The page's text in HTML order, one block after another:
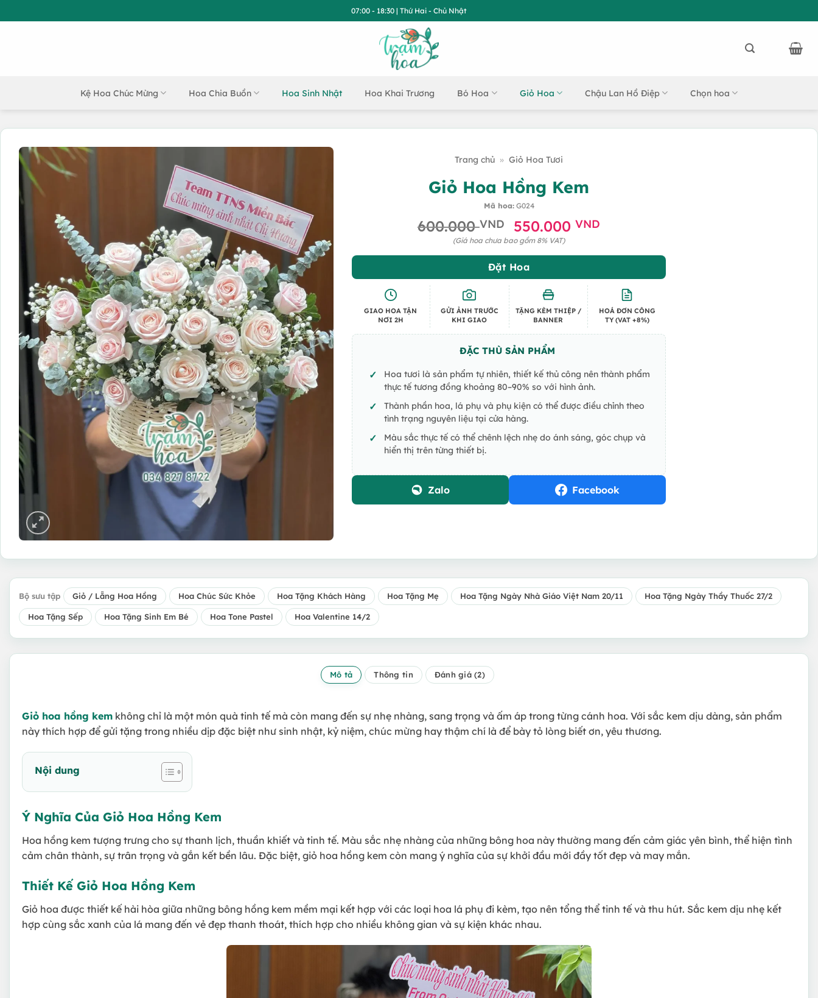
qua
07:00 - 18:30 | Thứ Hai - Chủ Nhật
Kệ Hoa Chúc Mừng Hoa Chia Buồn Hoa Sinh Nhật Hoa Khai Trương Bó Hoa Giỏ Hoa Chậu Lan Hồ Điệp Chọn hoa
Trang chủ » Giỏ Hoa Tươi
Giỏ Hoa Hồng Kem
Mã hoa:G024
600.000VND
Giá
gốc
là:
600.000 VND.
550.000VND
tại
550.000 VND.
(Giá hoa chưa bao gồm 8% VAT)
Đặt Hoa
GIAO HOA TẬN
NƠI 2H
GỬI ẢNH TRƯỚC
KHI GIAO
TẶNG KÈM THIỆP /
BANNER
HOÁ ĐƠN CÔNG
TY (VAT +8%)
ĐẶC THÙ SẢN PHẨM
Hoa tươi là sản phẩm tự nhiên, thiết kế thủ công nên thành phẩm
thực tế tương đồng khoảng 80–90% so với hình ảnh.
Thành phần hoa, lá phụ và phụ kiện có thể được điều chỉnh theo
tình trạng nguyên liệu tại cửa hàng.
Màu sắc thực tế có thể chênh lệch nhẹ do ánh sáng, góc chụp và
hiển thị trên từng thiết bị.
Zalo Facebook
Bộ sưu tập Giỏ / Lẵng Hoa Hồng Hoa Chúc Sức Khỏe Hoa Tặng Khách Hàng Hoa Tặng Mẹ Hoa Tặng Ngày Nhà Giáo Việt Nam 20/11 Hoa Tặng Ngày Thầy Thuốc 27/2
Hoa Tặng Sếp Hoa Tặng Sinh Em Bé Hoa Tone Pastel Hoa Valentine 14/2
Mô tả Thông tin Đánh giá (2)
Giỏ hoa hồng kem không chỉ là một món quà tinh tế mà còn mang đến sự nhẹ nhàng, sang trọng và ấm áp trong từng cánh hoa. Với sắc kem dịu dàng, sản phẩm
này thích hợp để gửi tặng trong nhiều dịp đặc biệt như sinh nhật, kỷ niệm, chúc mừng hay thậm chí là để bày tỏ lòng biết ơn, yêu thương.
Nội dung
Ý Nghĩa Của Giỏ Hoa Hồng Kem
Hoa hồng kem tượng trưng cho sự thanh lịch, thuần khiết và tinh tế. Màu sắc nhẹ nhàng của những bông hoa này thường mang đến cảm giác yên bình, thể hiện tình
cảm chân thành, sự trân trọng và gắn kết bền lâu. Đặc biệt, giỏ hoa hồng kem còn mang ý nghĩa của sự khởi đầu mới đầy tốt đẹp và may mắn.
Thiết Kế Giỏ Hoa Hồng Kem
Giỏ hoa được thiết kế hài hòa giữa những bông hồng kem mềm mại kết hợp với các loại hoa lá phụ đi kèm, tạo nên tổng thể tinh tế và thu hút. Sắc kem dịu nhẹ kết
hợp cùng sắc xanh của lá mang đến vẻ đẹp thanh thoát, thích hợp cho nhiều không gian và sự kiện khác nhau.